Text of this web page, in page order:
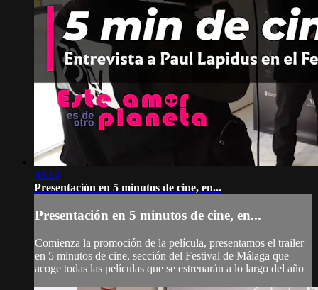
03:18
Presentación en 5 minutos de cine, en...
Presentación en 5 minutos de cine, en...
Comienza la promoción de la película, presentamos el trailer
en 5 minutos de cine, sección del Festival de Málaga que
acoge todas las películas que se estrenarán a lo largo del año